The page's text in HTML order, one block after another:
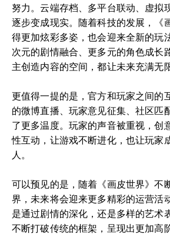
努力。云端存档、多平台联动、虚拟
逐步变成现实。随着科技的发展，《
得更加炫彩多姿，也会迎来全新的玩
次元的剧情融合、更多元的角色成长
主创造内容的空间，都让未来充满无
更值得一提的是，官方和玩家之间的
的微博直播、玩家意见征集、社区匹
了更多温度。玩家的声音被重视，创
性互动，让游戏不断进化，也让玩家
人。
可以预见的是，随着《画皮世界》不
界，未来将会迎来更多精彩的运营活
是通过剧情的深化，还是多样的艺术
不断打破传统的框架，呈现出更加高